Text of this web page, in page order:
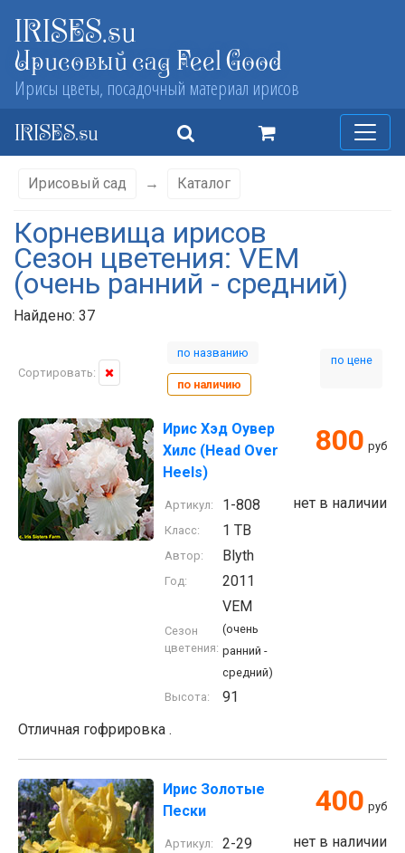
IRISES.su
Ирисовый сад Feel Good
Ирисы цветы, посадочный материал ирисов
IRISES.su
Ирисовый сад → Каталог
Корневища ирисов
Сезон цветения: VEM
(очень ранний - средний)
Найдено: 37
Сортировать:
по названию
по наличию
по цене
Ирис Хэд Оувер
Хилс (Head Over
Heels)
800 руб
нет в наличии
Артикул: 1-808
Класс: 1 TB
Автор: Blyth
Год: 2011
Сезон
цветения:
VEM
(очень
ранний -
средний)
Высота:
91
Отличная гофрировка .
Ирис Золотые
Пески
400 руб
нет в наличии
Артикул: 2-29